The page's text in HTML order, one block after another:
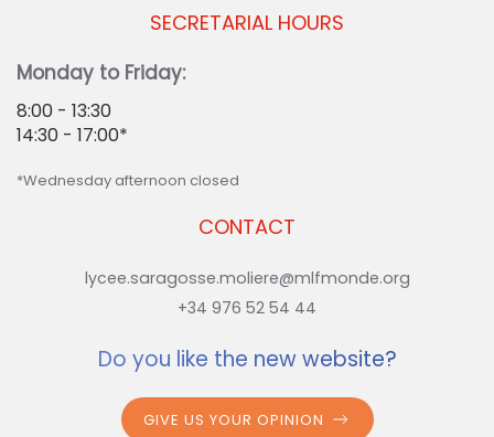
CONTACT
lycee.saragosse.moliere@mlfmonde.org
+34 976 52 54 44
SECRETARIAL HOURS
Monday to Friday:
8:00 - 13:30
14:30 - 17:00*
*Wednesday afternoon closed
Do you like the new website?
GIVE US YOUR OPINION